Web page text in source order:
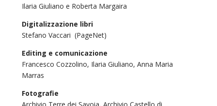
Ilaria Giuliano e Roberta Margaira
Digitalizzazione libri
Stefano Vaccari (PageNet)
Editing e comunicazione
Francesco Cozzolino, Ilaria Giuliano, Anna Maria
Marras
Fotografie